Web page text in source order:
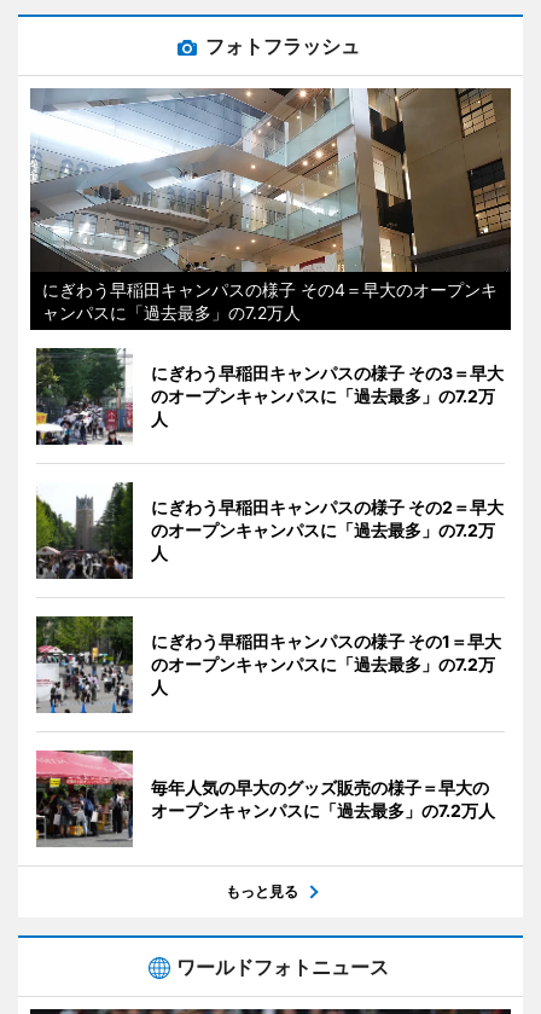
フォトフラッシュ
にぎわう早稲田キャンパスの様子 その4＝早大のオープンキ
ャンパスに「過去最多」の7.2万人
にぎわう早稲田キャンパスの様子 その3＝早大
のオープンキャンパスに「過去最多」の7.2万
人
にぎわう早稲田キャンパスの様子 その2＝早大
のオープンキャンパスに「過去最多」の7.2万
人
にぎわう早稲田キャンパスの様子 その1＝早大
のオープンキャンパスに「過去最多」の7.2万
人
毎年人気の早大のグッズ販売の様子＝早大の
オープンキャンパスに「過去最多」の7.2万人
もっと見る
ワールドフォトニュース